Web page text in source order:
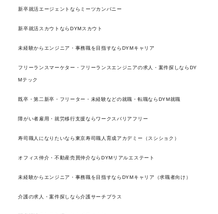
新卒就活エージェントならミーツカンパニー
新卒就活スカウトならDYMスカウト
未経験からエンジニア・事務職を目指すならDYMキャリア
フリーランスマーケター・フリーランスエンジニアの求人・案件探しならDY
Mテック
既卒・第二新卒・フリーター・未経験などの就職・転職ならDYM就職
障がい者雇用・就労移行支援ならワークスバリアフリー
寿司職人になりたいなら東京寿司職人育成アカデミー（スシショク）
オフィス仲介・不動産売買仲介ならDYMリアルエステート
未経験からエンジニア・事務職を目指すならDYMキャリア（求職者向け）
介護の求人・案件探しなら介護サーチプラス